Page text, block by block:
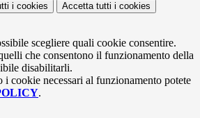
i cookies Accetta tutti i cookies
scegliere quali cookie consentire.
che consentono il funzionamento della
disabilitarli.
i cookie necessari al funzionamento potete
.